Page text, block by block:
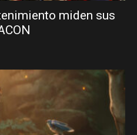
miden sus